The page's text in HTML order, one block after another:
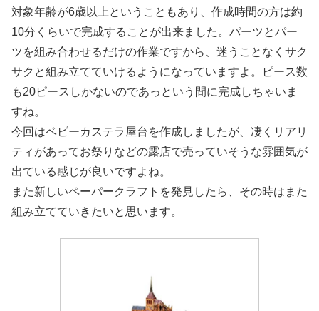
対象年齢が6歳以上ということもあり、作成時間の方は約
10分くらいで完成することが出来ました。パーツとパー
ツを組み合わせるだけの作業ですから、迷うことなくサク
サクと組み立てていけるようになっていますよ。ピース数
も20ピースしかないのであっという間に完成しちゃいま
すね。
今回はベビーカステラ屋台を作成しましたが、凄くリアリ
ティがあってお祭りなどの露店で売っていそうな雰囲気が
出ている感じが良いですよね。
また新しいペーパークラフトを発見したら、その時はまた
組み立てていきたいと思います。